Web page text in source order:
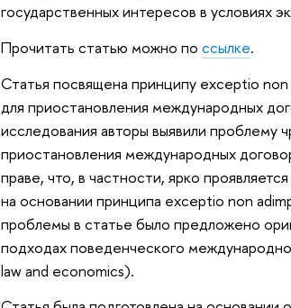
государственных интересов в условиях
Прочитать статью можно по ссылке.
Статья посвящена принципу exceptio
для приостановления международных
исследования авторы выявили проблему
приостановления международных
праве, что, в частности, ярко
на основании принципа exceptio non
проблемы в статье было предложено
подходах поведенческого
law and economics).